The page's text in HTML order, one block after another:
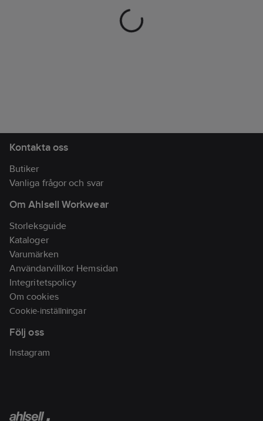
Kontakta oss
Butiker
Vanliga frågor och svar
Om Ahlsell Workwear
Storleksguide
Kataloger
Varumärken
Användarvillkor Hemsidan
Integritetspolicy
Om cookies
Cookie-inställningar
Följ oss
Instagram